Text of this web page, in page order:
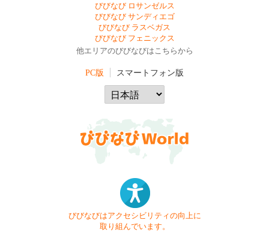
びびなび ロサンゼルス
びびなび サンディエゴ
びびなび ラスベガス
びびなび フェニックス
他エリアのびびなびはこちらから
PC版 スマートフォン版
びびなびはアクセシビリティの向上に
取り組んでいます。